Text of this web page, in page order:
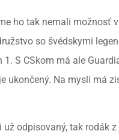
ho tak nemali možnosť
so švédskymi
1. S CSkom má ale
ukončený. Na mysli má
už odpisovaný, tak rodák